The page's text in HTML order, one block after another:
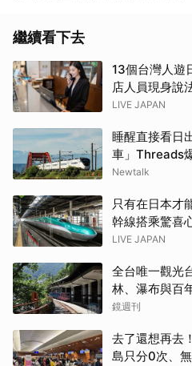
繼續看下去
13個台灣人遊
店人員現身說
LIVE JAPAN
睡醒直接看日
車」Threads
Newtalk
只有在日本才
幹線搭乘驚喜
LIVE JAPAN
全台唯一觀光
林、瀑布與百
鏡週刊
去了還想再去
島只分0次、